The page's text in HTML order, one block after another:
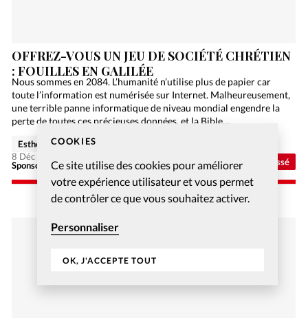
COOKIES
Ce site utilise des cookies pour améliorer
votre expérience utilisateur et vous permet
de contrôler ce que vous souhaitez activer.
Personnaliser
OK, J'ACCEPTE TOUT
Non classé
OFFREZ-VOUS UN JEU DE SOCIÉTÉ CHRÉTIEN
: FOUILLES EN GALILÉE
Nous sommes en 2084. L’humanité n’utilise plus de papier car
toute l’information est numérisée sur Internet. Malheureusement,
une terrible panne informatique de niveau mondial engendre la
perte de toutes ces précieuses données, et la Bible…
Sponsorisé - Alliance Biblilque Française
Esther Hänggi
8 Déc 2020